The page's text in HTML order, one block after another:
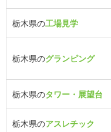
栃木県の工場見学
栃木県のグランピング
栃木県のタワー・展望台
栃木県のアスレチック